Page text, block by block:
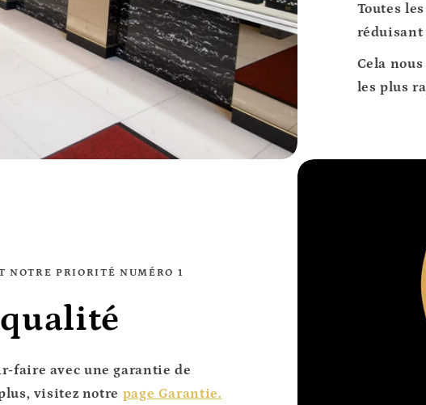
Toutes
Cela
les plus
NOTRE PRIORITÉ NUMÉRO 1
faire avec une garantie de
visitez notre page Garantie.